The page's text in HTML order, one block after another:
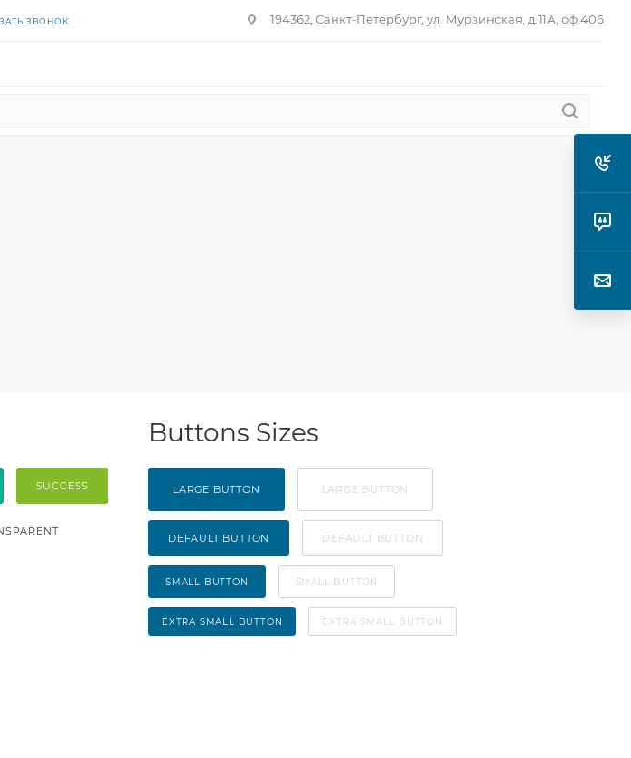
ЗВОНОК 194362, Санкт-Петербург, ул. Мурзинская, д.11А, оф.406
SUCCESS
Buttons Sizes
LARGE BUTTON LARGE BUTTON
DEFAULT BUTTON DEFAULT BUTTON
SMALL BUTTON SMALL BUTTON
EXTRA SMALL BUTTON EXTRA SMALL BUTTON